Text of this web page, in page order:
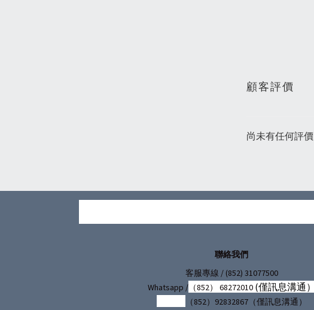
顧客評價
尚未有任何評價
聯絡我們
客服專線 / (852) 31077500
Whatsapp /（852） 68272010 (僅訊息溝通）
（852）92832867（僅訊息溝通）